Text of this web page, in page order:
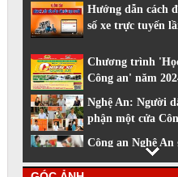
Hướng dẫn cách
số xe trực tuyến
Chương trình
Công an' năm
Nghệ An: Người
phận một cửa
Công an Nghệ
tích dẫn đầu về